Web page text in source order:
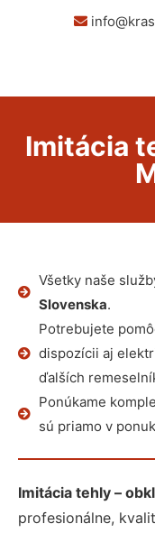
Imitácia
Všetky naše
Slovenska.
Potrebujete
dispozícii aj
ďalších
Ponúkame
sú priamo v
Imitácia tehly –
profesionálne,